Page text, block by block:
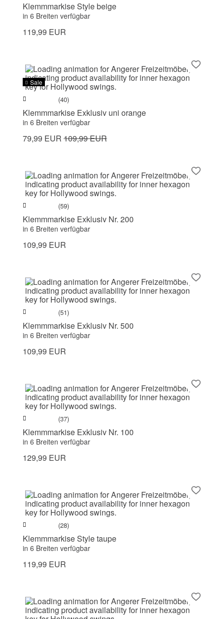
Klemmmarkise Style beige
in 6 Breiten verfügbar
119,99 EUR
Sale
(40)
Klemmmarkise Exklusiv uni orange
in 6 Breiten verfügbar
79,99 EUR 109,99 EUR
(59)
Klemmmarkise Exklusiv Nr. 200
in 6 Breiten verfügbar
109,99 EUR
(51)
Klemmmarkise Exklusiv Nr. 500
in 6 Breiten verfügbar
109,99 EUR
(37)
Klemmmarkise Exklusiv Nr. 100
in 6 Breiten verfügbar
129,99 EUR
(28)
Klemmmarkise Style taupe
in 6 Breiten verfügbar
119,99 EUR